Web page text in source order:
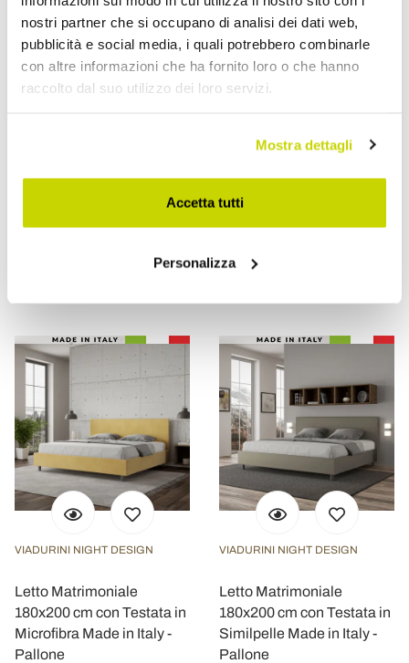
nostri partner che si occupano di analisi dei dati web,
pubblicità e social media, i quali potrebbero combinarle
con altre informazioni che ha fornito loro o che hanno
raccolto dal suo utilizzo dei loro servizi.
Mostra dettagli
Accetta tutti
Personalizza
Microfibra Made in Italy -
VIADURINI NIGHT DESIGN
con Cuscinatura in
Similpelle Made in Italy -
€ 876,80
VIADURINI NIGHT DESIGN
Letto Matrimoniale
180x200 cm con Testata in
Microfibra Made in Italy -
Pallone
VIADURINI NIGHT DESIGN
Letto Matrimoniale
180x200 cm con Testata in
Similpelle Made in Italy -
Pallone